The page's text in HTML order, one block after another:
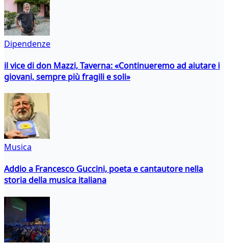
Dipendenze
il vice di don Mazzi, Taverna: «Continueremo ad aiutare i
giovani, sempre più fragili e soli»
Musica
Addio a Francesco Guccini, poeta e cantautore nella
storia della musica italiana